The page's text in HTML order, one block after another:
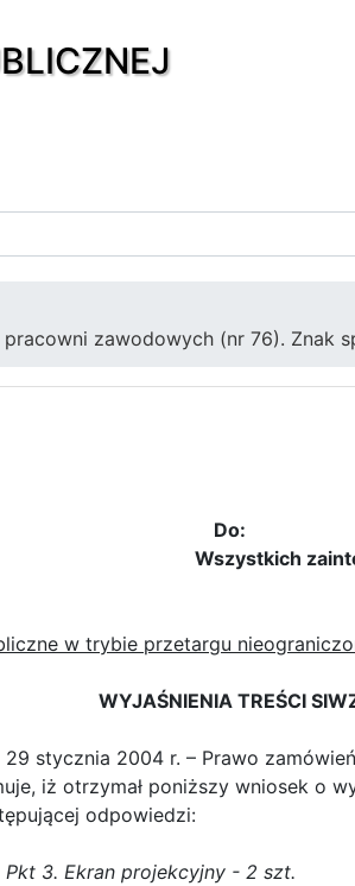
zawodowych (nr 76). Znak
Do:
w trybie przetargu
WYJAŚNIENIA TREŚCI
stycznia 2004 r. – Prawo
iż otrzymał poniższy wniosek o
odpowiedzi:
Pkt 3. Ekran projekcyjny - 2 szt.